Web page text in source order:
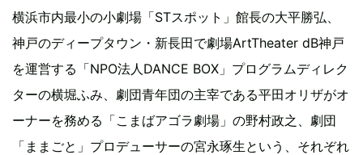
横浜市内最小の小劇場「STスポット」館長の大平勝弘、
神戸のディープタウン・新長田で劇場ArtTheater dB神戸
を運営する「NPO法人DANCE BOX」プログラムディレク
ターの横堀ふみ、劇団青年団の主宰である平田オリザがオ
ーナーを務める「こまばアゴラ劇場」の野村政之、劇団
「ままごと」プロデューサーの宮永琢生という、それぞれ